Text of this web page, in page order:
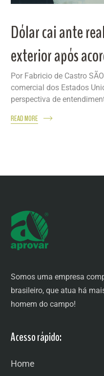
Dólar cai ante
exterior após
Por Fabricio de Castro
comercial dos Estados
perspectiva de
READ MORE
Somos uma empresa
brasileiro, que atua há
homem do campo!
Acesso rápido:
Home